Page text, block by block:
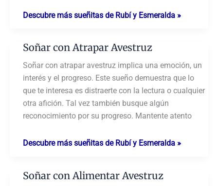
Soñar
Corriendo
Descubre más sueñitas de Rubí y Esmeralda »
Soñar con Atrapar Avestruz
Soñar con atrapar avestruz implica una emoción, un
interés y el progreso. Este sueño demuestra que lo
que te interesa es distraerte con la lectura o cualquier
otra afición. Tal vez también busque algún
reconocimiento por su progreso. Mantente atento
Soñar
Avestruz
Descubre más sueñitas de Rubí y Esmeralda »
Soñar con Alimentar Avestruz